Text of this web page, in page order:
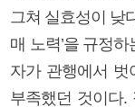
그쳐 실효성이 낮
매 노력’을 규정
자가 관행에서 벗
부족했던 것이다.